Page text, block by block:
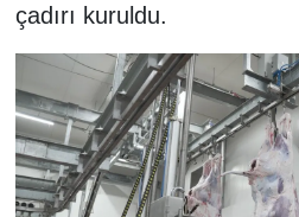
çadırı kuruldu.